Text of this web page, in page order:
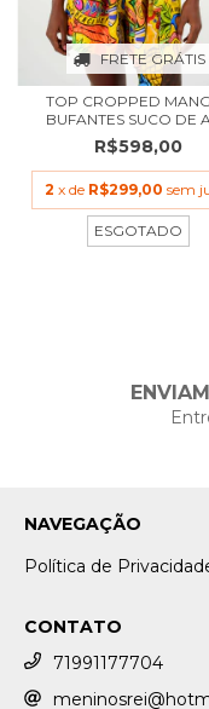
FRETE GRÁTIS
TOP CROPPED
BUFANTES SUCO DE
R$598,00
2 x de R$299,00 sem
ESGOTADO
NAVEGAÇÃO
Política de
CONTATO
71991177704